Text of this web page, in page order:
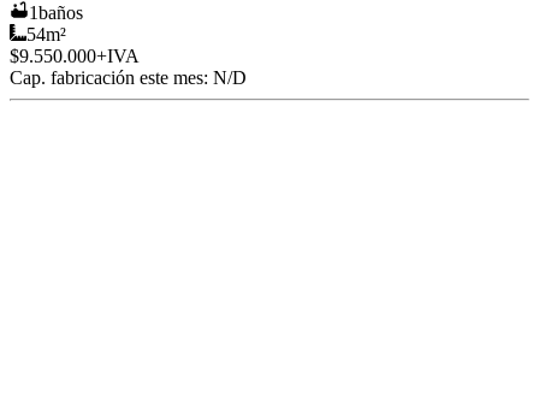
1baños
54m²
$9.550.000+IVA
Cap. fabricación este mes: N/D